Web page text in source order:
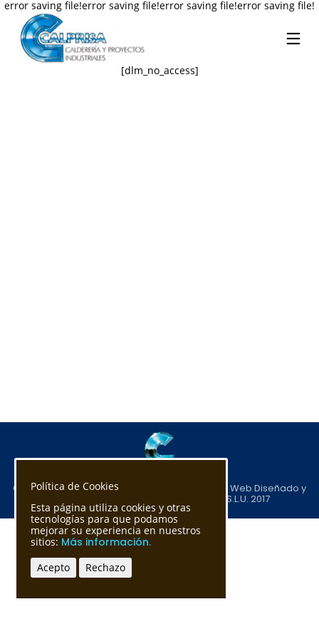
error saving file!error saving file!error saving file!error saving file!
[dlm_no_access]
CALPRISA Calderería y Proyectos Industriales - Web Diseñado y
desarrollado por Dinámica de masas S.L.U. 2017
Política de Cookies
Esta página utiliza cookies y otras
tecnologías para que podamos
mejorar su experiencia en nuestros
sitios: Más información.
Acepto Rechazo